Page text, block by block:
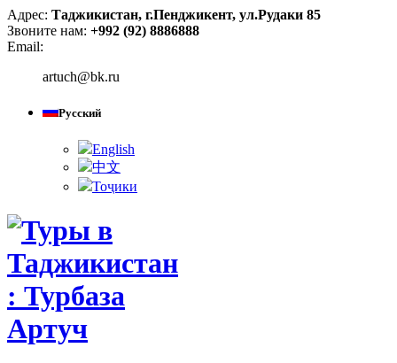
Адрес: Таджикистан, г.Пенджикент, ул.Рудаки 85
Звоните нам: +992 (92) 8886888
Email:
artuch@bk.ru
Русский
English
中文
Тоҷики